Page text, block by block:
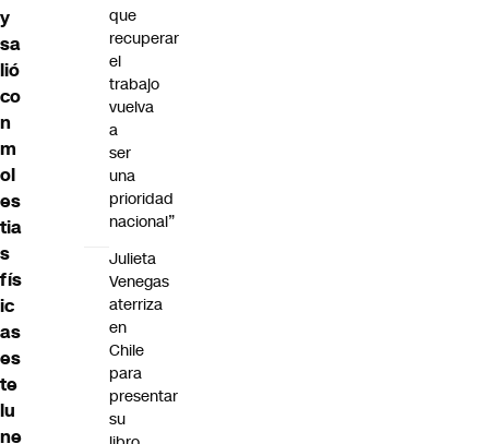
y
sa
lió
co
n
m
ol
es
tia
s
fís
ic
as
es
te
lu
ne
que
recuperar
el
trabajo
vuelva
a
ser
una
prioridad
nacional”
Julieta
Venegas
aterriza
en
Chile
para
presentar
su